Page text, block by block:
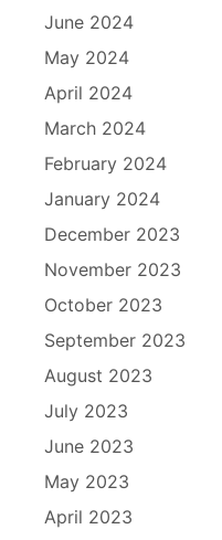
June 2024
May 2024
April 2024
March 2024
February 2024
January 2024
December 2023
November 2023
October 2023
September 2023
August 2023
July 2023
June 2023
May 2023
April 2023